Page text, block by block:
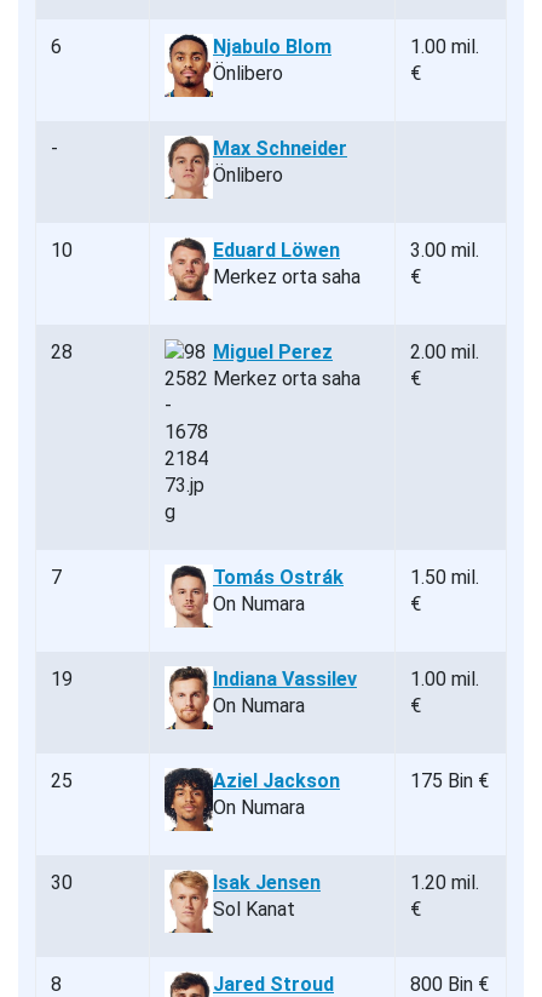
6
Njabulo Blom
Önlibero
1.00 mil.
€
-
Max Schneider
Önlibero
10
Eduard Löwen
Merkez orta saha
3.00 mil.
€
28
Miguel Perez
Merkez orta saha
2.00 mil.
€
7
Tomás Ostrák
On Numara
1.50 mil.
€
19
Indiana Vassilev
On Numara
1.00 mil.
€
25
Aziel Jackson
On Numara
175 Bin €
30
Isak Jensen
Sol Kanat
1.20 mil.
€
8
Jared Stroud
800 Bin €